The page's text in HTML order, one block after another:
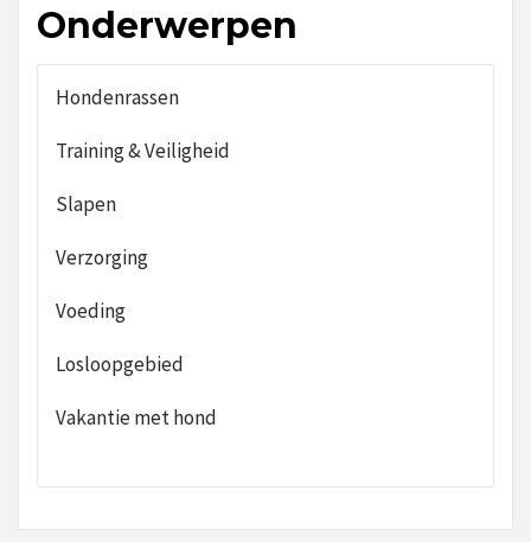
Onderwerpen
Hondenrassen
Training & Veiligheid
Slapen
Verzorging
Voeding
Losloopgebied
Vakantie met hond